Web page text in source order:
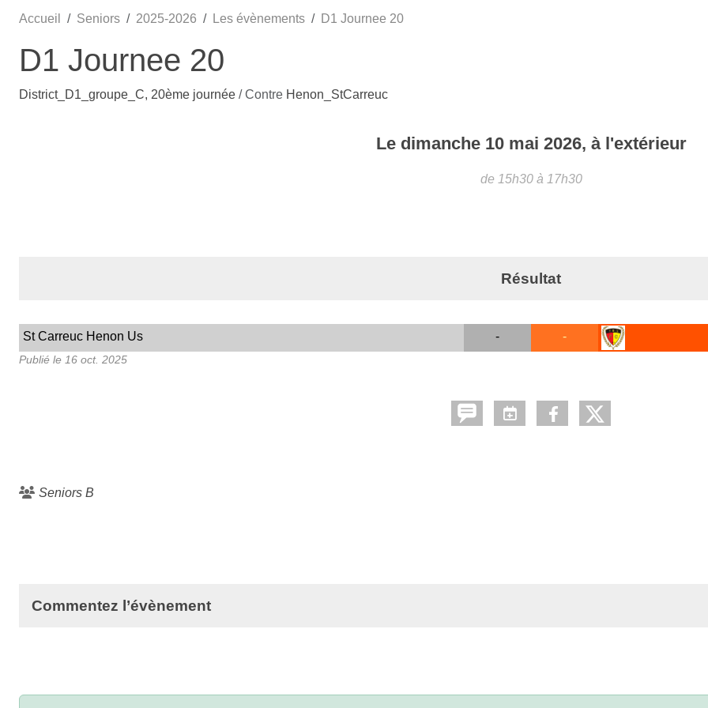
Accueil Seniors 2025-2026 Les évènements D1 Journee 20
D1 Journee 20
District_D1_groupe_C, 20ème journée / Contre Henon_StCarreuc
Le dimanche 10 mai 2026, à l'extérieur
de 15h30 à 17h30
Résultat
St Carreuc Henon Us - -
Publié le 16 oct. 2025
Seniors B
Commentez l’évènement